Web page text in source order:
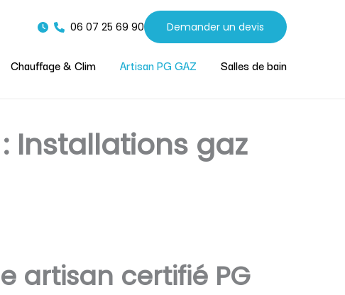
Chauffage & Clim Artisan PG GAZ Salles de bain
06 07 25 69 90 Demander un devis
Installations gaz
artisan certifié PG